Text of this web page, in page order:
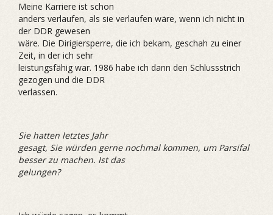
Meine Karriere ist schon
anders verlaufen, als sie verlaufen wäre, wenn ich nicht in
der DDR gewesen
wäre. Die Dirigiersperre, die ich bekam, geschah zu einer
Zeit, in der ich sehr
leistungsfähig war. 1986 habe ich dann den Schlussstrich
gezogen und die DDR
verlassen.
Sie hatten letztes Jahr
gesagt, Sie würden gerne nochmal kommen, um Parsifal
besser zu machen. Ist das
gelungen?